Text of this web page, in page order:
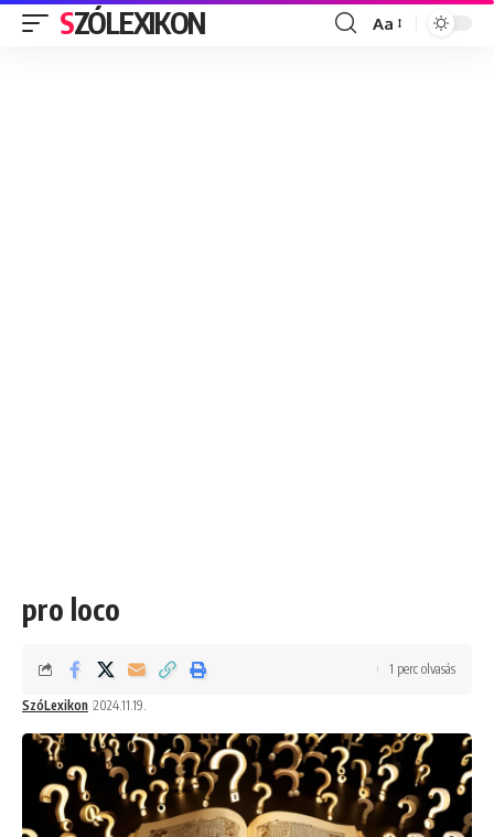
SZÓLEXIKON
Font
Aa
pro loco
SzóLexikon 2024.11.19.
1 perc olvasás